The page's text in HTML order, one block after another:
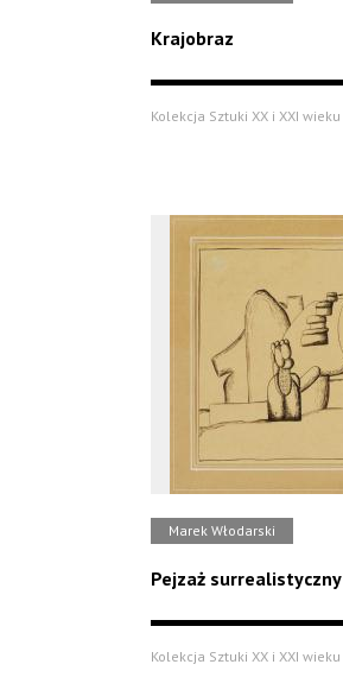
Krajobraz
Kolekcja Sztuki XX i XXI wieku
Marek Włodarski
Pejzaż surrealistyczny
Kolekcja Sztuki XX i XXI wieku